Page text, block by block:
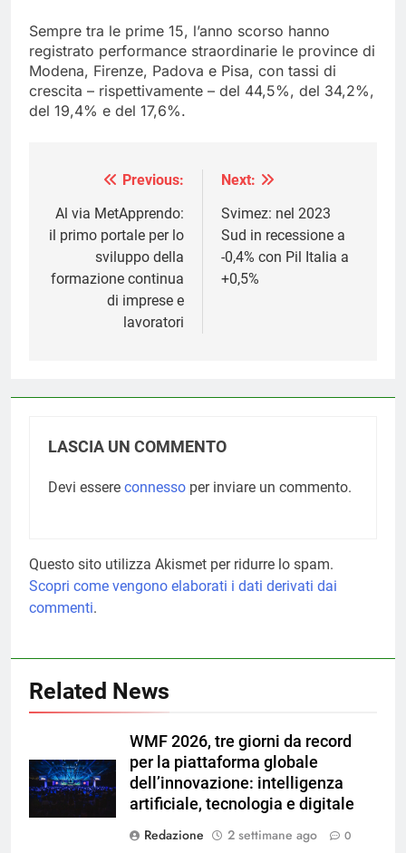
Sempre tra le prime 15, l’anno scorso hanno
registrato performance straordinarie le province di
Modena, Firenze, Padova e Pisa, con tassi di
crescita – rispettivamente – del 44,5%, del 34,2%,
del 19,4% e del 17,6%.
Navigazione
articoli
Previous:
Al via MetApprendo:
il primo portale per lo
sviluppo della
formazione continua
di imprese e
lavoratori
Next:
Svimez: nel 2023
Sud in recessione a
-0,4% con Pil Italia a
+0,5%
LASCIA UN COMMENTO
Devi essere connesso per inviare un commento.
Questo sito utilizza Akismet per ridurre lo spam.
Scopri come vengono elaborati i dati derivati dai
commenti.
Related News
WMF 2026, tre giorni da record
per la piattaforma globale
dell’innovazione: intelligenza
artificiale, tecnologia e digitale
Redazione
2 settimane ago 0